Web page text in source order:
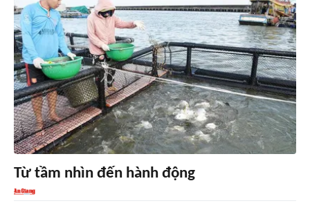
Từ tầm nhìn đến hành động